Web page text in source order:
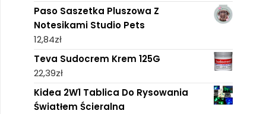
Paso Saszetka Pluszowa Z
Notesikami Studio Pets
12,84zł
Teva Sudocrem Krem 125G
22,39zł
Kidea 2W1 Tablica Do Rysowania
Światłem Ścieralna